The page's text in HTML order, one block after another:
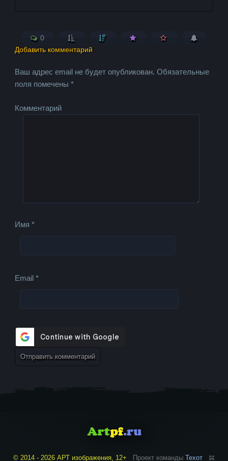
0
Добавить комментарий
Ваш адрес email не будет опубликован. Обязательные
поля помечены*
Комментарий
Имя*
Email*
© 2014 - 2026 АРТ изображения, 12+ Проект команды Техот 𝌴